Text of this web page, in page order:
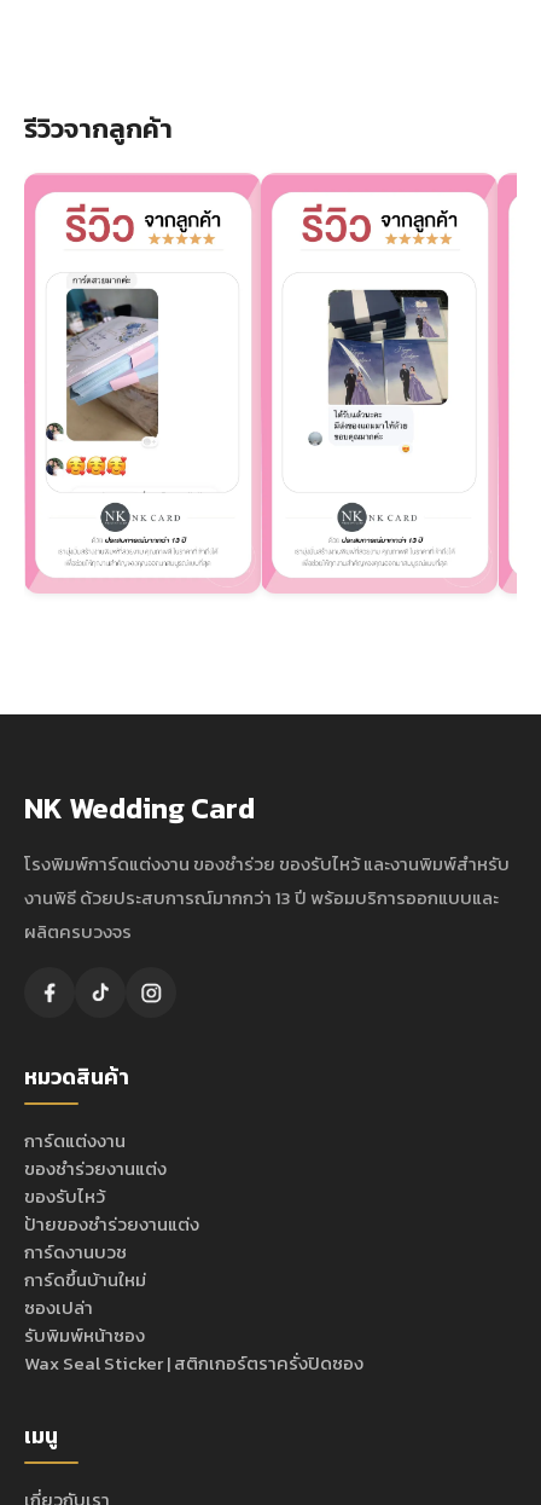
รีวิวจากลูกค้า
NK Wedding Card
โรงพิมพ์การ์ดแต่งงาน ของชำร่วย ของรับไหว้ และงานพิมพ์สำหรับ
งานพิธี ด้วยประสบการณ์มากกว่า 13 ปี พร้อมบริการออกแบบและ
ผลิตครบวงจร
หมวดสินค้า
การ์ดแต่งงาน
ของชำร่วยงานแต่ง
ของรับไหว้
ป้ายของชำร่วยงานแต่ง
การ์ดงานบวช
การ์ดขึ้นบ้านใหม่
ซองเปล่า
รับพิมพ์หน้าซอง
Wax Seal Sticker | สติกเกอร์ตราครั่งปิดซอง
เมนู